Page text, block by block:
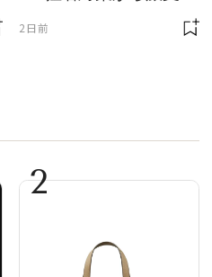
まで！ ｜今週の人気記
2日前
2